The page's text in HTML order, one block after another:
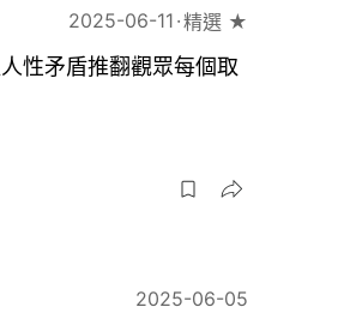
2025-06-11 精選 ★
性矛盾推翻觀眾每個取
2025-06-05